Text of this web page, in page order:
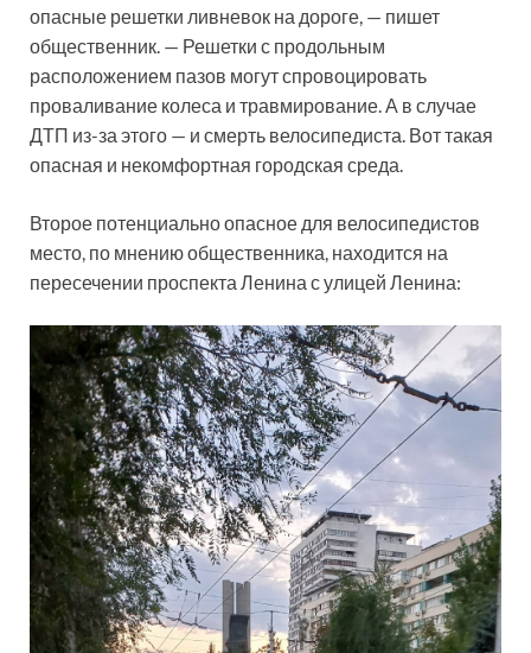
опасные решетки ливневок на дороге, — пишет
общественник. — Решетки с продольным
расположением пазов могут спровоцировать
проваливание колеса и травмирование. А в случае
ДТП из-за этого — и смерть велосипедиста. Вот такая
опасная и некомфортная городская среда.
Второе потенциально опасное для велосипедистов
место, по мнению общественника, находится на
пересечении проспекта Ленина с улицей Ленина: